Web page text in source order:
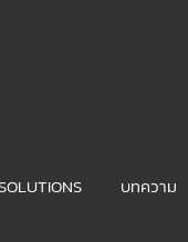
บทความ